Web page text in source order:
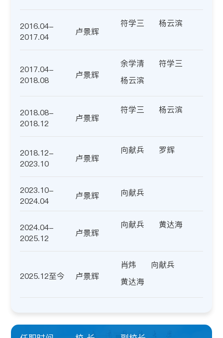
2016.04-
2017.04
卢景辉
符学三 杨云滨
2017.04-
2018.08
卢景辉
余学清
符学三
杨云滨
2018.08-
2018.12
卢景辉
符学三 杨云滨
2018.12-
2023.10
卢景辉
向献兵 罗辉
2023.10-
2024.04
卢景辉 向献兵
2024.04-
2025.12
卢景辉
向献兵 黄达海
2025.12至今 卢景辉
肖炜
向献兵
黄达海